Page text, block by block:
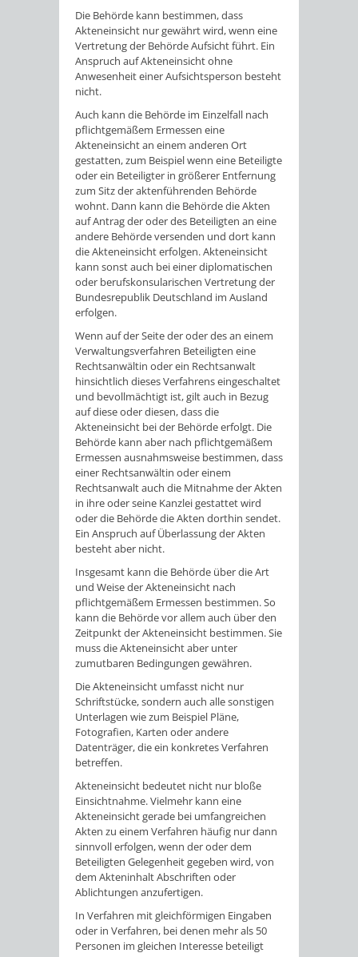
Die Behörde kann bestimmen, dass
Akteneinsicht nur gewährt wird, wenn eine
Vertretung der Behörde Aufsicht führt. Ein
Anspruch auf Akteneinsicht ohne
Anwesenheit einer Aufsichtsperson besteht
nicht.
Auch kann die Behörde im Einzelfall nach
pflichtgemäßem Ermessen eine
Akteneinsicht an einem anderen Ort
gestatten, zum Beispiel wenn eine Beteiligte
oder ein Beteiligter in größerer Entfernung
zum Sitz der aktenführenden Behörde
wohnt. Dann kann die Behörde die Akten
auf Antrag der oder des Beteiligten an eine
andere Behörde versenden und dort kann
die Akteneinsicht erfolgen. Akteneinsicht
kann sonst auch bei einer diplomatischen
oder berufskonsularischen Vertretung der
Bundesrepublik Deutschland im Ausland
erfolgen.
Wenn auf der Seite der oder des an einem
Verwaltungsverfahren Beteiligten eine
Rechtsanwältin oder ein Rechtsanwalt
hinsichtlich dieses Verfahrens eingeschaltet
und bevollmächtigt ist, gilt auch in Bezug
auf diese oder diesen, dass die
Akteneinsicht bei der Behörde erfolgt. Die
Behörde kann aber nach pflichtgemäßem
Ermessen ausnahmsweise bestimmen, dass
einer Rechtsanwältin oder einem
Rechtsanwalt auch die Mitnahme der Akten
in ihre oder seine Kanzlei gestattet wird
oder die Behörde die Akten dorthin sendet.
Ein Anspruch auf Überlassung der Akten
besteht aber nicht.
Insgesamt kann die Behörde über die Art
und Weise der Akteneinsicht nach
pflichtgemäßem Ermessen bestimmen. So
kann die Behörde vor allem auch über den
Zeitpunkt der Akteneinsicht bestimmen. Sie
muss die Akteneinsicht aber unter
zumutbaren Bedingungen gewähren.
Die Akteneinsicht umfasst nicht nur
Schriftstücke, sondern auch alle sonstigen
Unterlagen wie zum Beispiel Pläne,
Fotografien, Karten oder andere
Datenträger, die ein konkretes Verfahren
betreffen.
Akteneinsicht bedeutet nicht nur bloße
Einsichtnahme. Vielmehr kann eine
Akteneinsicht gerade bei umfangreichen
Akten zu einem Verfahren häufig nur dann
sinnvoll erfolgen, wenn der oder dem
Beteiligten Gelegenheit gegeben wird, von
dem Akteninhalt Abschriften oder
Ablichtungen anzufertigen.
In Verfahren mit gleichförmigen Eingaben
oder in Verfahren, bei denen mehr als 50
Personen im gleichen Interesse beteiligt